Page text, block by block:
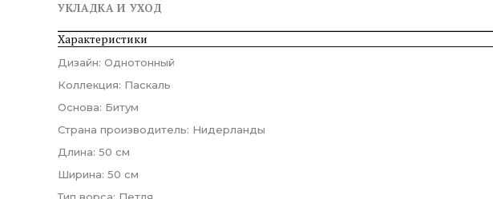
УКЛАДКА И УХОД
Характеристики
Дизайн: Однотонный
Коллекция: Паскаль
Основа: Битум
Страна производитель: Нидерланды
Длина: 50 см
Ширина: 50 см